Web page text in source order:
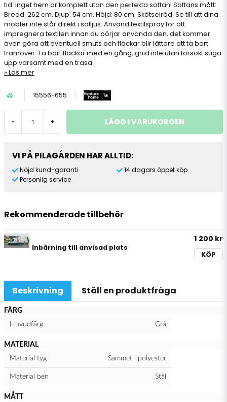
tid. Inget hem är komplett utan den perfekta soffan! Soffans mått:
Bredd: 262 cm, Djup: 54 cm, Höjd: 80 cm. Skötselråd: Se till att dina
möbler inte står direkt i solljus. Använd textilspray för att
impregnera textilen innan du börjar använda den, det kommer
även göra att eventuell smuts och fläckar blir lättare att ta bort
framöver. Ta bort fläckar med en gång, gnid inte utan försökt suga
upp varsamt med en trasa.
Läs mer
15556-655
- + LÄGG I VARUKORGEN
VI PÅ PILAGÅRDEN HAR ALLTID:
Nöjd kund-garanti
Personlig service
14 dagars öppet köp
Rekommenderade tillbehör
Inbärning till anvisad plats
1 200 kr
KÖP
Beskrivning Ställ en produktfråga
FÄRG
Huvudfärg
Grå
MATERIAL
Material tyg
Sammet i polyester
Material ben Stål
MÅTT